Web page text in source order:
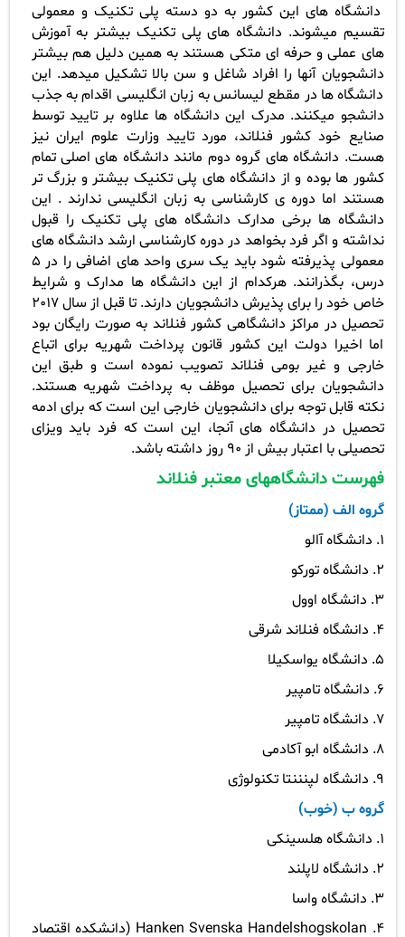
دانشگاه های این کشور به دو دسته پلی تکنیک و معمولی
تقسیم میشوند. دانشگاه های پلی تکنیک بیشتر به آموزش
های عملی و حرفه ای متکی هستند به همین دلیل هم بیشتر
دانشجویان آنها را افراد شاغل و سن بالا تشکیل میدهد. این
دانشگاه ها در مقطع لیسانس به زبان انگلیسی اقدام به جذب
دانشجو میکنند. مدرک این دانشگاه ها علاوه بر تایید توسط
صنایع خود کشور فنلاند، مورد تایید وزارت علوم ایران نیز
هست. دانشگاه های گروه دوم مانند دانشگاه های اصلی تمام
کشور ها بوده و از دانشگاه های پلی تکنیک بیشتر و بزرگ تر
هستند اما دوره ی کارشناسی به زبان انگلیسی ندارند . این
دانشگاه ها برخی مدارک دانشگاه های پلی تکنیک را قبول
نداشته و اگر فرد بخواهد در دوره کارشناسی ارشد دانشگاه های
معمولی پذیرفته شود باید یک سری واحد های اضافی را در 5
درس، بگذرانند. هرکدام از این دانشگاه ها مدارک و شرایط
خاص خود را برای پذیرش دانشجویان دارند.
تا قبل از سال 2017
تحصیل در مراکز دانشگاهی کشور فنلاند به صورت رایگان بود
اما اخیرا دولت این کشور قانون پرداخت شهریه برای اتباع
خارجی و غیر بومی فنلاند تصویب نموده است و طبق این
دانشجویان برای تحصیل موظف به پرداخت شهریه هستند.
نکته قابل توجه برای دانشجویان خارجی این است که برای ادمه
تحصیل در دانشگاه های آنجا، این است که فرد باید ویزای
تحصیلی با اعتبار بیش از 90 روز داشته باشد.
فهرست دانشگاههای معتبر فنلاند
گروه الف (ممتاز)
1. دانشگاه آالو
2. دانشگاه تورکو
3. دانشگاه اوول
4. دانشگاه فنلاند شرقی
5. دانشگاه یواسکیلا
6. دانشگاه تامپیر
7. دانشگاه تامپیر
8. دانشگاه ابو آکادمی
9. دانشگاه لپنننتا تکنولوژی
گروه ب (خوب)
1. دانشگاه هلسینکی
2. دانشگاه لاپلند
3. دانشگاه واسا
4.
Hanken Svenska Handelshogskolan (دانشکده اقتصاد